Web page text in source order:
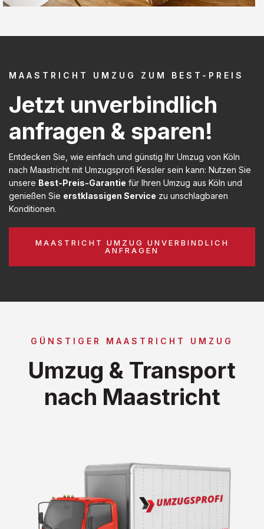
MAASTRICHT UMZUG ZUM BEST-PREIS
Jetzt unverbindlich
anfragen & sparen!
Entdecken Sie, wie einfach und günstig Ihr Umzug von Köln
nach Maastricht mit Umzugsprofi Kessler sein kann: Nutzen Sie
unsere Best-Preis-Garantie für Ihren Umzug aus Köln und
genießen Sie erstklassigen Service zu unschlagbaren
Konditionen.
MAASTRICHT UMZUG UNVERBINDLICH
ANFRAGEN
GÜNSTIGER MAASTRICHT UMZUG
Umzug & Transport
nach Maastricht